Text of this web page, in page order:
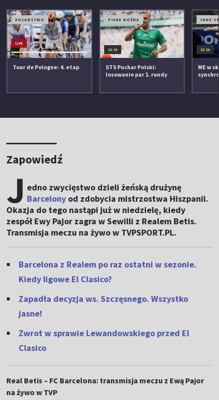
KOLARSTWO
LIVE
Tour de Pologne: 4. etap
PIŁKA NOŻNA
15:30
STS Puchar Polski:
losowanie par 1. rundy
INNE
15:30
ME w
Zapowiedź
J edno zwycięstwo dzieli żeńską drużynę
Barcelony od zdobycia mistrzostwa Hiszpanii.
Okazja do tego nastąpi już w niedzielę, kiedy
zespół Ewy Pajor zagra w Sewilli z Realem Betis.
Transmisja meczu na żywo w TVPSPORT.PL.
Barcelona z Realem po raz ostatni w sezonie.
Kiedy ligowe El Clasico?
Zapadła decyzja ws. Szczęsnego. Wszystko
jasne!
Zwrot w sprawie Lewandowskiego przed El
Clasico
Real Betis – FC Barcelona: transmisja meczu z Ewą Pajor
na żywo w TVP